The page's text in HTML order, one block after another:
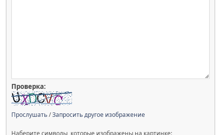
Проверка:
Прослушать/Запросить другое изображение